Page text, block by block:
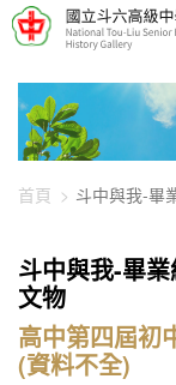
448-939
首頁 斗中與我-畢
斗中與我-畢
文物
高中第四屆初
(資料不全)